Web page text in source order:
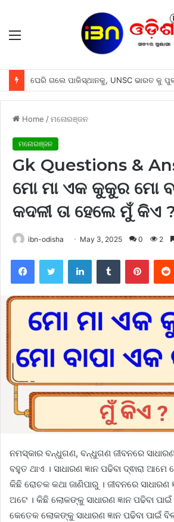
Menu
Home /ମନୋରଞ୍ଜନ
ମନୋରଞ୍ଜନ
Gk Questions &
ମୋ ମା ଏକ କୁକୁର ମୋ
କଦଳୀ ତା ହେଲେ ମୁଁ କିଏ
ibn-odisha May 3, 2025 0 2
FacebookTwitter LinkedInTumblr
ନମସ୍କାର ବନ୍ଧୁଗଣ, ବନ୍ଧୁଗଣ ଜୀବନରେ
ବହୁତ ଥାଏ । ସାଧାରଣ ଜ୍ଞାନ ପଢିବା ଦ୍ଵାରା
କିଛି ରୋଚକ କଥା ଜାଣିପାରୁ । ଜୀବନରେ ସାଧାରଣ
ଅଟେ । କିଛି ଲୋକଙ୍କୁ ସାଧାରଣ ଜ୍ଞାନ ପଢିବା
କେତେକ ଲୋକଙ୍କୁ ସାଧାରଣ ଜ୍ଞାନ ପଢିବା ପାଇଁ